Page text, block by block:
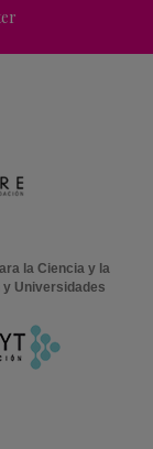
la Ciencia y la
Universidades